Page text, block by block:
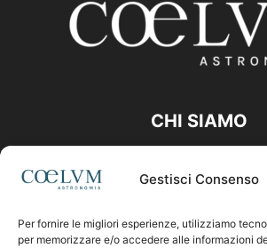
Gestisci Consenso
Per fornire le migliori esperienze, utilizziamo
per memorizzare e/o accedere alle informazioni
CHI SIAMO
Contattaci:
SEGUICI